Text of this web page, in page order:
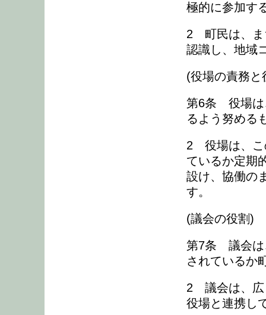
極的に参加す
2 町民は、ま
認識し、地域
(役場の責務と
第6条 役場は
るよう努める
2 役場は、こ
ているか定期
設け、協働の
す。
(議会の役割)
第7条 議会は
されているか
2 議会は、広
役場と連携し